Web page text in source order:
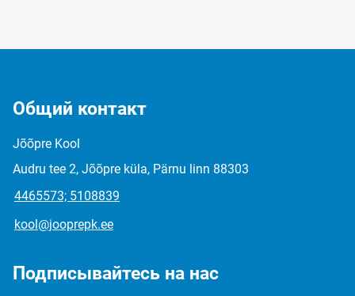
Общий контакт
Jõõpre Kool
Audru tee 2, Jõõpre küla, Pärnu linn 88303
4465573; 5108839
kool@jooprepk.ee
Подписывайтесь на нас